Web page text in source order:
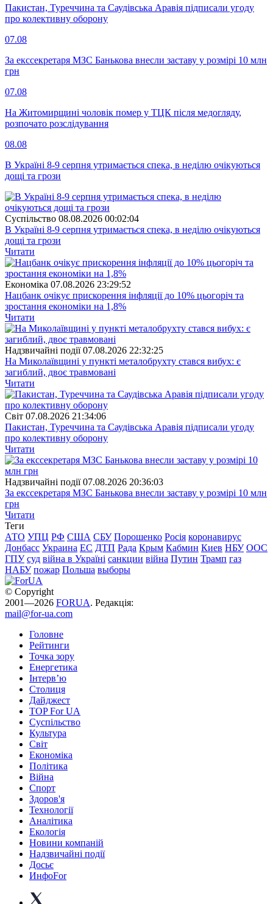
Пакистан, Туреччина та Саудівська Аравія підписали угоду
про колективну оборону
07.08
За екссекретаря МЗС Банькова внесли заставу у розмірі 10 млн
грн
07.08
На Житомирщині чоловік помер у ТЦК після медогляду,
розпочато розслідування
08.08
В Україні 8-9 серпня утримається спека, в неділю очікуються
дощі та грози
Суспiльство 08.08.2026 00:02:04
В Україні 8-9 серпня утримається спека, в неділю очікуються
дощі та грози
Читати
Економіка 07.08.2026 23:29:52
Нацбанк очікує прискорення інфляції до 10% цьогоріч та
зростання економіки на 1,8%
Читати
Надзвичайні події 07.08.2026 22:32:25
На Миколаївщині у пункті металобрухту стався вибух: є
загиблий, двоє травмовані
Читати
Свiт 07.08.2026 21:34:06
Пакистан, Туреччина та Саудівська Аравія підписали угоду
про колективну оборону
Читати
Надзвичайні події 07.08.2026 20:36:03
За екссекретаря МЗС Банькова внесли заставу у розмірі 10 млн
грн
Читати
Теги
АТО УПЦ РФ США СБУ Порошенко Росія коронавирус
Донбасс Украина ЕС ДТП Рада Крым Кабмин Киев НБУ ООС
ГПУ суд війна в Україні санкции війна Путин Трамп газ
НАБУ пожар Польша выборы
© Copyright
2001—2026 FORUA. Редакція:
mail@for-ua.com
Головне
Рейтинги
Точка зору
Енергетика
Інтерв’ю
Столиця
Дайджест
TOP For UA
Суспiльство
Культура
Світ
Економіка
Політика
Війна
Спорт
Здоров'я
Технології
Аналітика
Екологія
Новини компаній
Надзвичайні події
Досьє
ИнфоFor